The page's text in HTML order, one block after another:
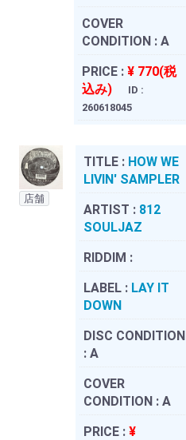
COVER
CONDITION : A
PRICE : ¥ 770(税
込み)
ID :
260618045
店舗
TITLE : HOW WE
LIVIN' SAMPLER
ARTIST : 812
SOULJAZ
RIDDIM :
LABEL : LAY IT
DOWN
DISC CONDITION
: A
COVER
CONDITION : A
PRICE : ¥